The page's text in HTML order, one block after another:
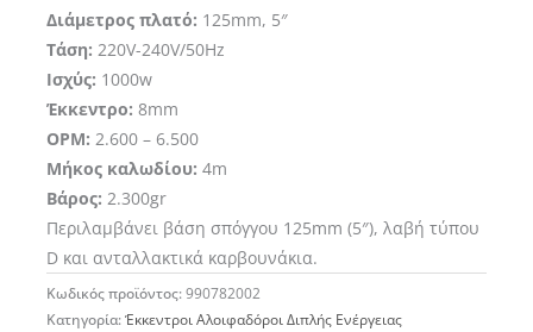
Διάμετρος πλατό: 125mm, 5″
Τάση: 220V-240V/50Hz
Ισχύς: 1000w
Έκκεντρο: 8mm
OPM: 2.600 – 6.500
Μήκος καλωδίου: 4m
Βάρος: 2.300gr
Περιλαμβάνει βάση σπόγγου 125mm (5″), λαβή τύπου
D και ανταλλακτικά καρβουνάκια.
Κωδικός προϊόντος:990782002
Κατηγορία:Έκκεντροι Αλοιφαδόροι Διπλής Ενέργειας